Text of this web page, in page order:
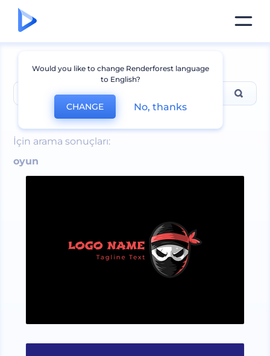
oyun
İçin arama sonuçları:
oyun
Would you like to change Renderforest language
to English?
CHANGE No, thanks